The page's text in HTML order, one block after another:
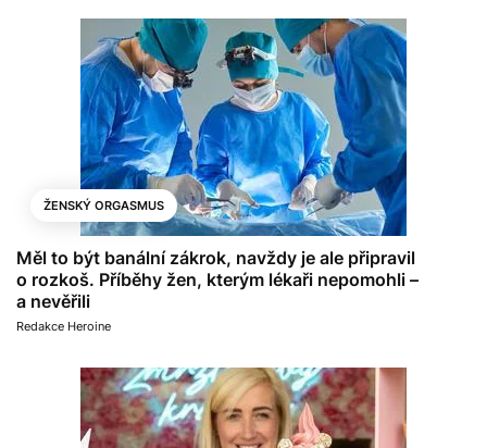
ŽENSKÝ ORGASMUS
Měl to být banální zákrok, navždy je ale připravil
o rozkoš. Příběhy žen, kterým lékaři nepomohli –
a nevěřili
Redakce Heroine